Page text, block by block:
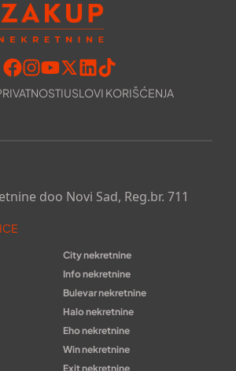
USLOVI KORIŠĆENJA
doo Novi Sad, Reg.br. 711
City nekretnine
Info nekretnine
Bulevar nekretnine
Halo nekretnine
Eho nekretnine
Win nekretnine
Exit nekretnine